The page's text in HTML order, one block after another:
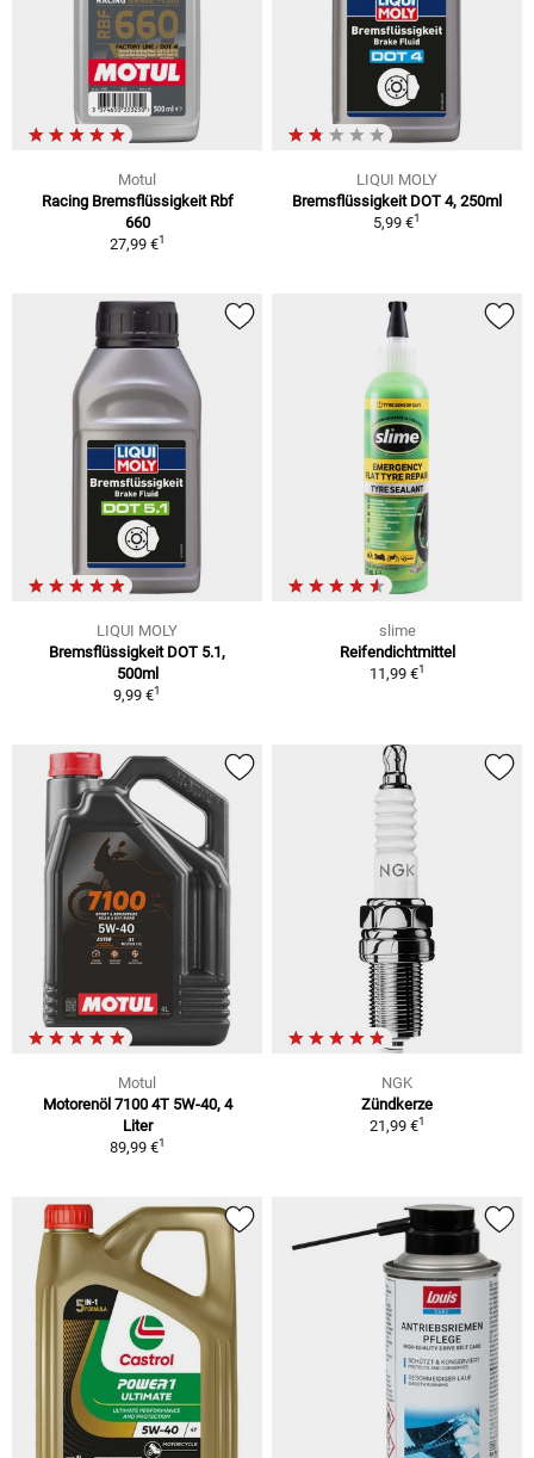
Motul
Racing Bremsflüssigkeit Rbf
660
27,99 €1
LIQUI MOLY
Bremsflüssigkeit DOT 4, 250ml
5,99 €1
LIQUI MOLY
Bremsflüssigkeit DOT 5.1,
500ml
9,99 €1
slime
Reifendichtmittel
11,99 €1
Motul
Motorenöl 7100 4T 5W-40, 4
Liter
89,99 €1
NGK
Zündkerze
21,99 €1